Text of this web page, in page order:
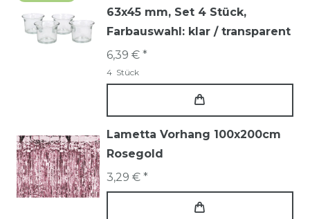
63x45 mm, Set 4 Stück,
Farbauswahl: klar / transparent
6,39 € *
4 Stück
Lametta Vorhang 100x200cm
Rosegold
3,29 € *